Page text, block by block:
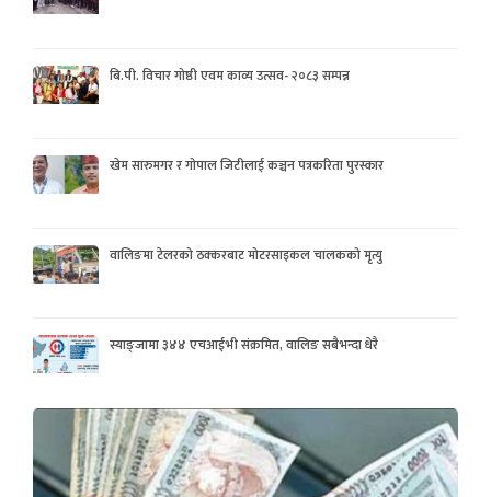
बि.पी. विचार गोष्ठी एवम काव्य उत्सव- २०८३ सम्पन्न
खेम सारुमगर र गोपाल जिटीलाई कञ्चन पत्रकरिता पुरस्कार
वालिङमा टेलरको ठक्करबाट मोटरसाइकल चालकको मृत्यु
स्याङ्जामा ३४४ एचआईभी संक्रमित, वालिङ सबैभन्दा धेरै